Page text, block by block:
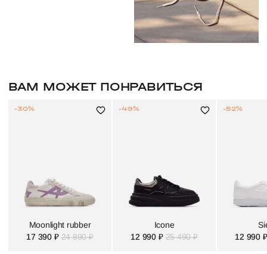
ВАМ МОЖЕТ ПОНРАВИТЬСЯ
Moonlight rubber
17 390 ₽ 24 890 ₽
-30%
Icone
12 990 ₽ 25 490 ₽
-49%
12 990 ₽
-52%